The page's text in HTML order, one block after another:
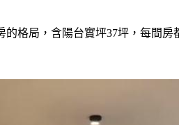
格局，含陽台實坪37坪，每間房